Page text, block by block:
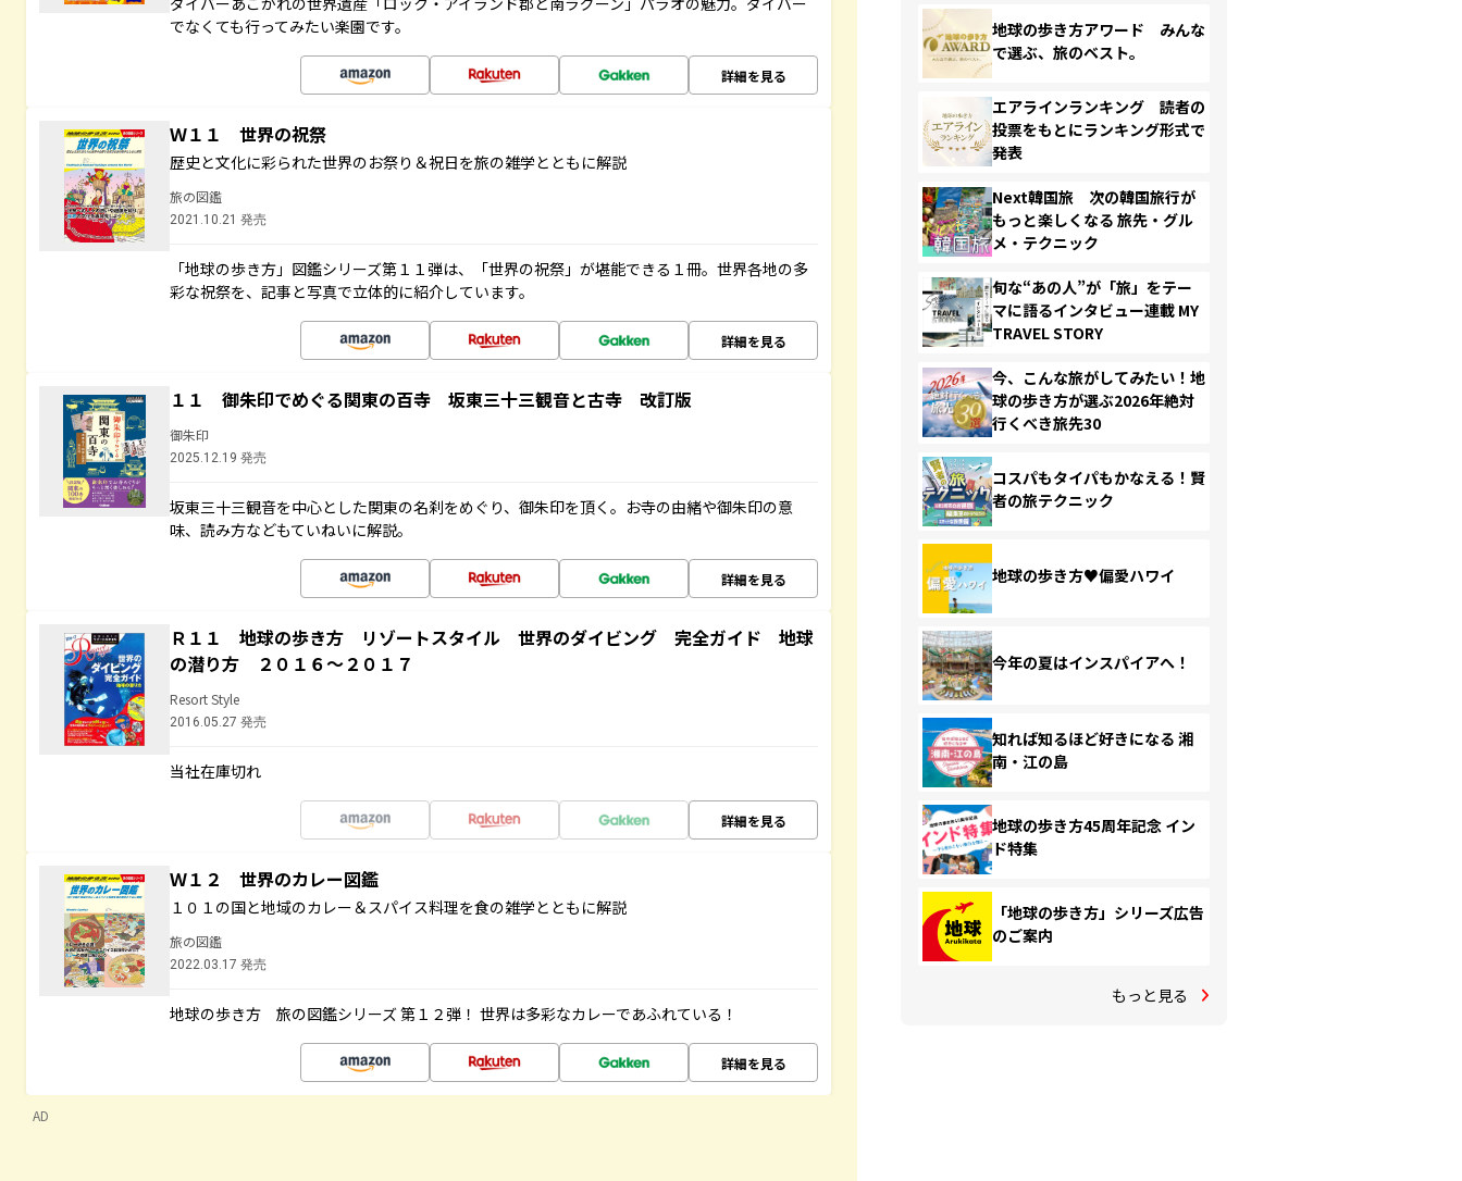
でなくても行ってみたい楽園です。
詳細を見る
Ｗ１１ 世界の祝祭
歴史と文化に彩られた世界のお祭り＆祝日を旅の雑学とともに解説
旅の図鑑
2021.10.21 発売
「地球の歩き方」図鑑シリーズ第１１弾は、「世界の祝祭」が堪能できる１冊。世界各地の多
彩な祝祭を、記事と写真で立体的に紹介しています。
詳細を見る
１１ 御朱印でめぐる関東の百寺 坂東三十三観音と古寺 改訂版
御朱印
2025.12.19 発売
坂東三十三観音を中心とした関東の名刹をめぐり、御朱印を頂く。お寺の由緒や御朱印の意
味、読み方などもていねいに解説。
詳細を見る
Ｒ１１ 地球の歩き方 リゾートスタイル 世界のダイビング 完全ガイド 地球
の潜り方 ２０１６～２０１７
Resort Style
2016.05.27 発売
当社在庫切れ
詳細を見る
Ｗ１２ 世界のカレー図鑑
１０１の国と地域のカレー＆スパイス料理を食の雑学とともに解説
旅の図鑑
2022.03.17 発売
地球の歩き方 旅の図鑑シリーズ 第１２弾！ 世界は多彩なカレーであふれている！
詳細を見る
AD
地球の歩き方アワード みんな
で選ぶ、旅のベスト。
エアラインランキング 読者の
投票をもとにランキング形式で
発表
Next韓国旅 次の韓国旅行が
もっと楽しくなる 旅先・グル
メ・テクニック
旬な“あの人”が「旅」をテー
マに語るインタビュー連載 MY
TRAVEL STORY
今、こんな旅がしてみたい！地
球の歩き方が選ぶ2026年絶対
行くべき旅先30
コスパもタイパもかなえる！賢
者の旅テクニック
地球の歩き方♥偏愛ハワイ
今年の夏はインスパイアへ！
知れば知るほど好きになる 湘
南・江の島
地球の歩き方45周年記念 イン
ド特集
「地球の歩き方」シリーズ広告
のご案内
もっと見る